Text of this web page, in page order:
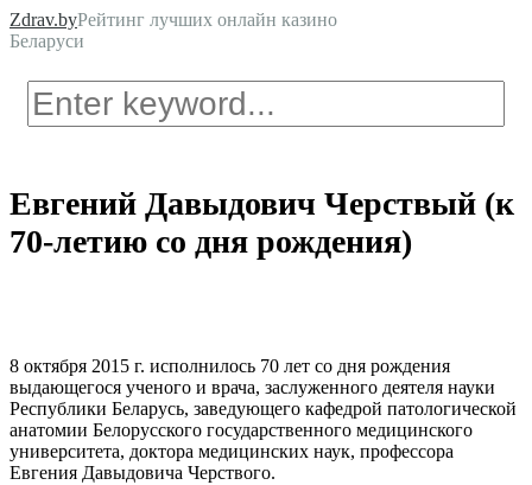
Zdrav.byРейтинг лучших онлайн казино
Беларуси
Евгений Давыдович Черствый (к
70-летию со дня рождения)
8 октября 2015 г. исполнилось 70 лет со дня рождения
выдающегося ученого и врача, заслуженного деятеля науки
Республики Беларусь, заведующего кафедрой патологической
анатомии Белорусского государственного медицинского
университета, доктора медицинских наук, профессора
Евгения Давыдовича Черствого.